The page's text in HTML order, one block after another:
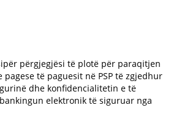
përgjegjësi të plotë për paraqitjen
të paguesit në PSP të zgjedhur
dhe konfidencialitetin e të
elektronik të siguruar nga